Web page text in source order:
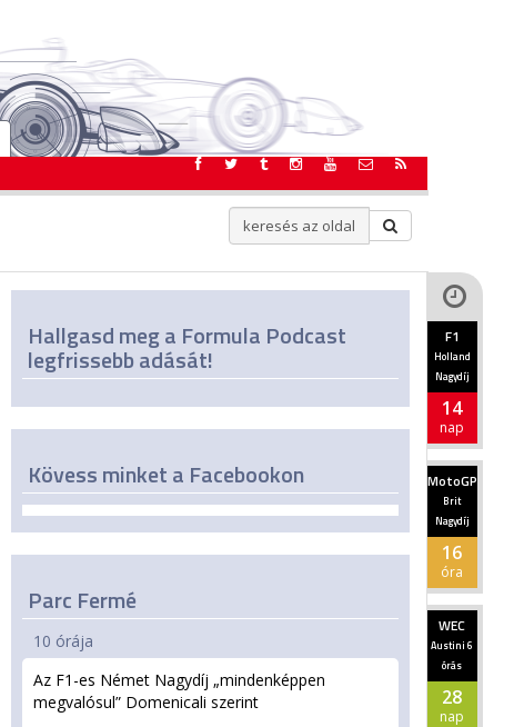
Hallgasd meg a Formula Podcast
legfrissebb adását!
F1
Holland
Nagydíj
14
nap
MotoGP
Brit
Nagydíj
16
óra
WEC
Austini 6
órás
28
nap
Kövess minket a Facebookon
Parc Fermé
10 órája
Az F1-es Német Nagydíj „mindenképpen
megvalósul” Domenicali szerint